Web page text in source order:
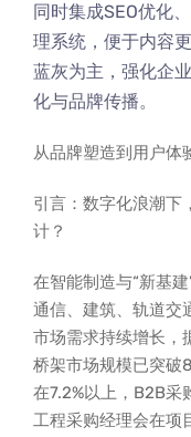
同时集成SEO优化
理系统，便于内容
蓝灰为主，强化企
化与品牌传播。
从品牌塑造到用户体
引言：数字化浪潮下
计？
在智能制造与“新基
通信、建筑、轨道交
市场需求持续增长，
桥架市场规模已突破
在7.2%以上，B2B
工程采购经理会在项